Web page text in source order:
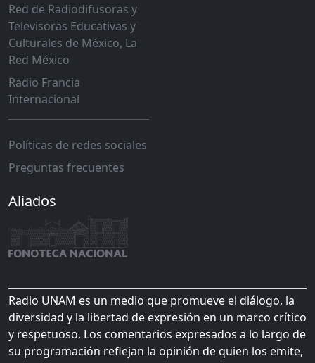
Red de Radiodifusoras y
Televisoras Educativas y
Culturales de México, La
Red México
Radio Francia
Internacional
Políticas de redes sociales
Preguntas frecuentes
Aliados
Radio UNAM es un medio que promueve el diálogo, la
diversidad y la libertad de expresión en un marco crítico
y respetuoso. Los comentarios expresados a lo largo de
su programación reflejan la opinión de quien los emite,